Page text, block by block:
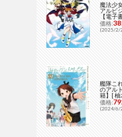
魔法少
アルビ
【電子
価格:
(2025/2/
艦隊こ
のアル
籍】[
価格:
(2024/6/